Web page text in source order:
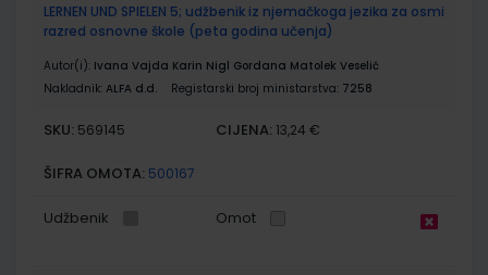
LERNEN UND SPIELEN 5; udžbenik iz njemačkoga jezika za osmi
razred osnovne škole (peta godina učenja)
Autor(i): Ivana Vajda Karin Nigl Gordana Matolek Veselić
Nakladnik: ALFA d.d. Registarski broj ministarstva: 7258
SKU: 569145 CIJENA: 13,24 €
ŠIFRA OMOTA: 500167
Udžbenik Omot